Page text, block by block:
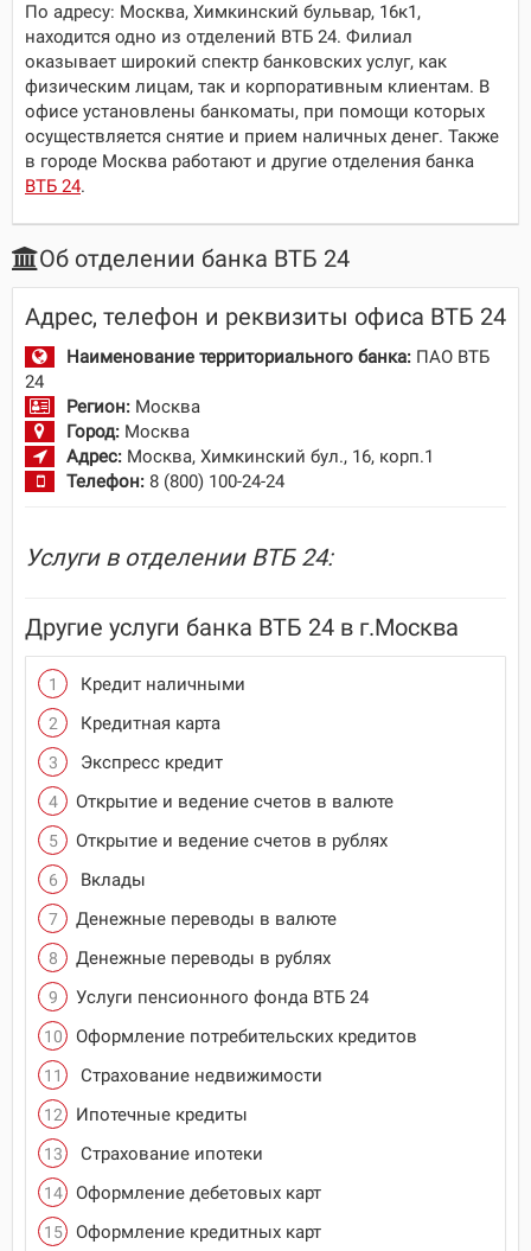
По адресу: Москва, Химкинский бульвар, 16к1,
находится одно из отделений ВТБ 24. Филиал
оказывает широкий спектр банковских услуг, как
физическим лицам, так и корпоративным клиентам. В
офисе установлены банкоматы, при помощи которых
осуществляется снятие и прием наличных денег. Также
в городе Москва работают и другие отделения банка
ВТБ 24.
Об отделении банка ВТБ 24
Адрес, телефон и реквизиты офиса ВТБ 24
Наименование территориального банка: ПАО ВТБ
24
Регион: Москва
Город: Москва
Адрес: Москва, Химкинский бул., 16, корп.1
Телефон: 8 (800) 100-24-24
Услуги в отделении ВТБ 24:
Другие услуги банка ВТБ 24 в г.Москва
Кредит наличными
Кредитная карта
Экспресс кредит
Открытие и ведение счетов в валюте
Открытие и ведение счетов в рублях
Вклады
Денежные переводы в валюте
Денежные переводы в рублях
Услуги пенсионного фонда ВТБ 24
Оформление потребительских кредитов
Страхование недвижимости
Ипотечные кредиты
Страхование ипотеки
Оформление дебетовых карт
Оформление кредитных карт